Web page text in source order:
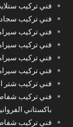
فني تركيب
فني تركيب
فني تركيب
فني تركيب
فني تركيب
فني تركيب
فني تركيب شتر
فني تركيب
باكستاني
فني تركيب